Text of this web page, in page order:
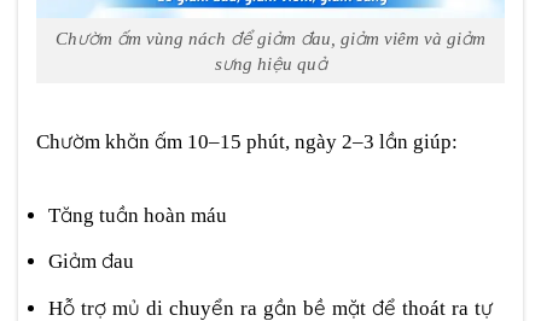
Chườm ấm vùng nách để giảm đau, giảm viêm và giảm
sưng hiệu quả
Chườm khăn ấm 10–15 phút, ngày 2–3 lần giúp:
Tăng tuần hoàn máu
Giảm đau
Hỗ trợ mủ di chuyển ra gần bề mặt để thoát ra tự